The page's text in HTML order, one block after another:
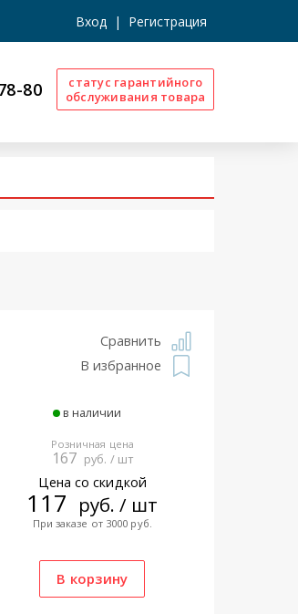
Вход | Регистрация
80
статус гарантийного
обслуживания товара
Сравнить
В избранное
в наличии
Розничная цена
167 руб. / шт
Цена со скидкой
117 руб. / шт
При заказе от 3000 руб.